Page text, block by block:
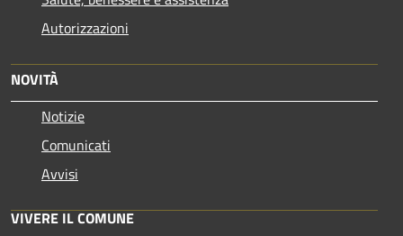
Autorizzazioni
NOVITÀ
Notizie
Comunicati
Avvisi
VIVERE IL COMUNE